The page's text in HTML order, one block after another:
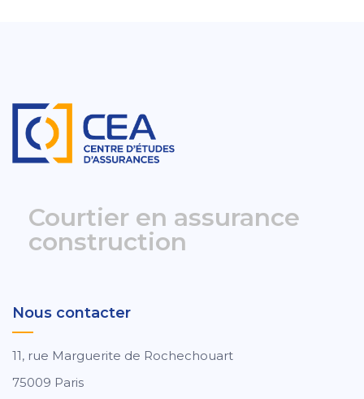
Courtier en assurance
construction
Nous contacter
11, rue Marguerite de Rochechouart
75009 Paris